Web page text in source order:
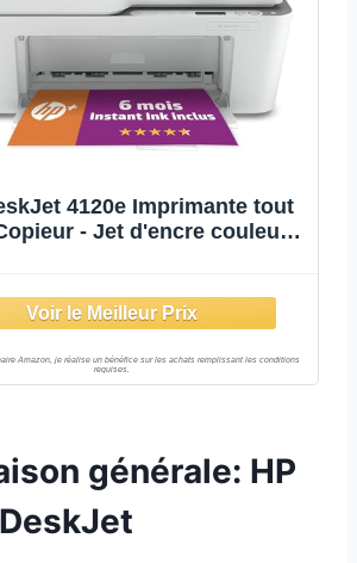
4120e Imprimante tout
- Jet d'encre couleur –
de documents)
générale: HP